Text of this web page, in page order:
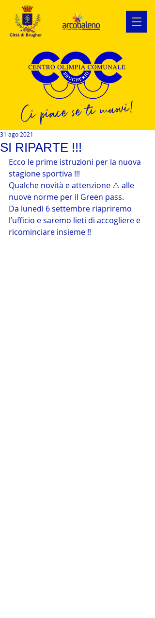
Ci piace se ti muovi!
SI RIPARTE !!!
31 ago 2021
Ecco le prime istruzioni per la nuova
stagione sportiva !!!
Qualche novità e attenzione ⚠️ alle
nuove norme per il Green pass.
Da lunedì 6 settembre riapriremo
l’ufficio e saremo lieti di accogliere e
ricominciare insieme !!